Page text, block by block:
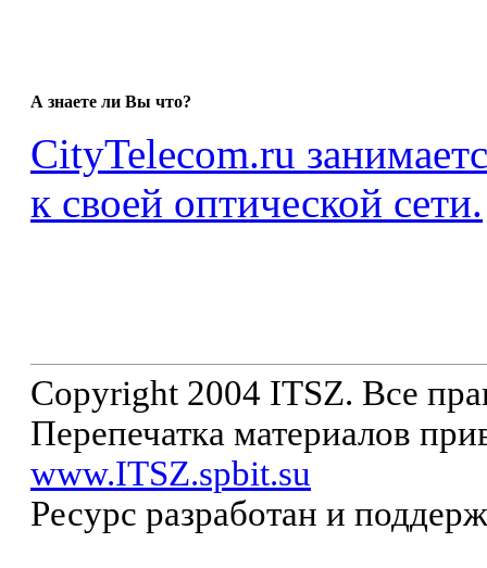
А знаете ли Вы что?
CityTelecom.ru
к своей оптической сети.
Copyright 2004 ITSZ. Все
Перепечатка материалов
www.ITSZ.spbit.su
Ресурс разработан и